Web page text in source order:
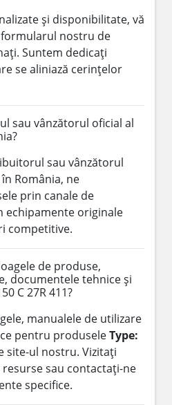
și disponibilitate, vă
nostru de
Suntem dedicați
se aliniază cerințelor
sau vânzătorul oficial al
sau vânzătorul
în România, ne
prin canale de
echipamente originale
competitive.
de produse,
documentele tehnice și
C 27R 411?
manualele de utilizare
pentru produseleType:
site-ul nostru. Vizitați
sau contactați-ne
specifice.